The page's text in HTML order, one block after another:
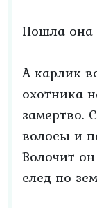
Пошла она
А карлик
охотника
замертво.
волосы и
Волочит
след по